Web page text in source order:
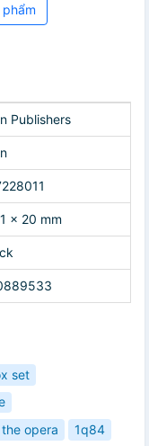
Publishers
x 20 mm
set
opera
1q84